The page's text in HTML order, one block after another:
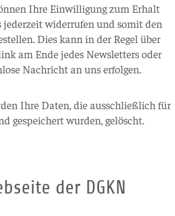
Ihre Einwilligung zum Erhalt
jederzeit widerrufen und somit den
Dies kann in der Regel über
am Ende jedes Newsletters oder
Nachricht an uns erfolgen.
Ihre Daten, die ausschließlich für
gespeichert wurden, gelöscht.
der DGKN